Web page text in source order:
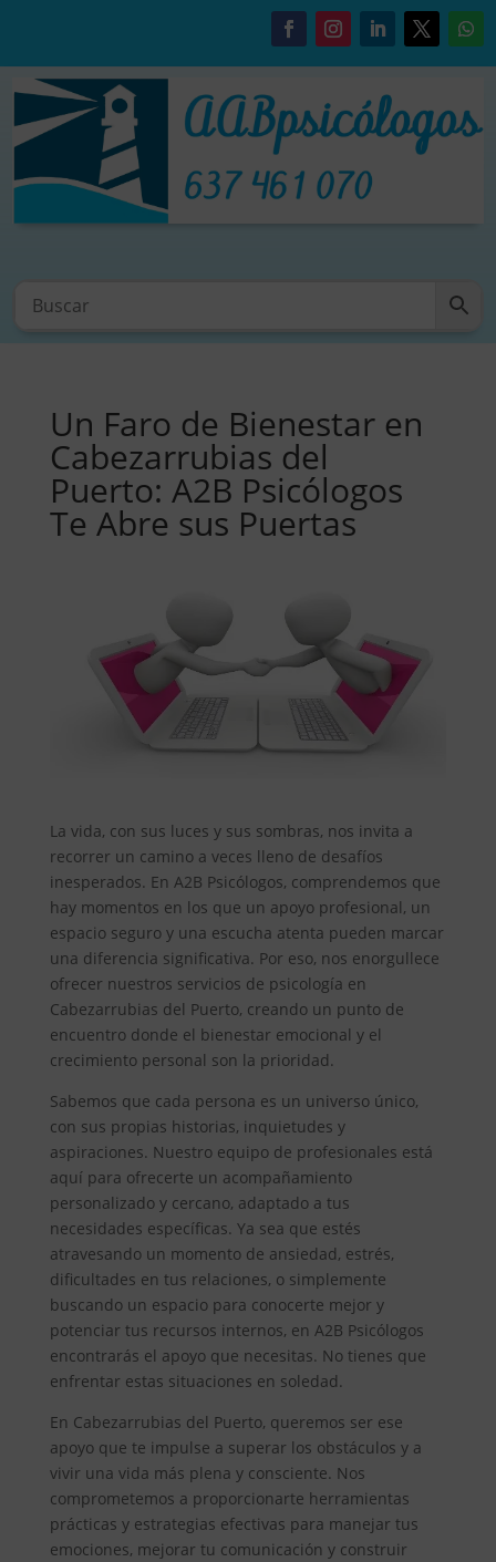
Un Faro de Bienestar en
Cabezarrubias del
Puerto: A2B Psicólogos
Te Abre sus Puertas
La vida, con sus luces y sus sombras, nos invita a
recorrer un camino a veces lleno de desafíos
inesperados. En A2B Psicólogos, comprendemos que
hay momentos en los que un apoyo profesional, un
espacio seguro y una escucha atenta pueden marcar
una diferencia significativa. Por eso, nos enorgullece
ofrecer nuestros servicios de psicología en
Cabezarrubias del Puerto, creando un punto de
encuentro donde el bienestar emocional y el
crecimiento personal son la prioridad.
Sabemos que cada persona es un universo único,
con sus propias historias, inquietudes y
aspiraciones. Nuestro equipo de profesionales está
aquí para ofrecerte un acompañamiento
personalizado y cercano, adaptado a tus
necesidades específicas. Ya sea que estés
atravesando un momento de ansiedad, estrés,
dificultades en tus relaciones, o simplemente
buscando un espacio para conocerte mejor y
potenciar tus recursos internos, en A2B Psicólogos
encontrarás el apoyo que necesitas. No tienes que
enfrentar estas situaciones en soledad.
En Cabezarrubias del Puerto, queremos ser ese
apoyo que te impulse a superar los obstáculos y a
vivir una vida más plena y consciente. Nos
comprometemos a proporcionarte herramientas
prácticas y estrategias efectivas para manejar tus
emociones, mejorar tu comunicación y construir